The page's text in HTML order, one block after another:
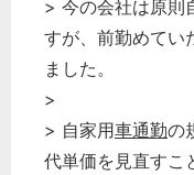
> 今の会社は原則
すが、前勤めてい
ました。
>
> 自家用車通勤の
代単価を見直すこ